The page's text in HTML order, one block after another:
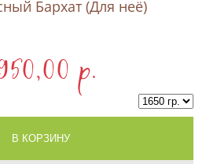
Бархат (Для неё)
p.